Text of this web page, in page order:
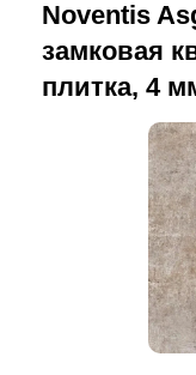
Noventis
замковая
плитка, 4